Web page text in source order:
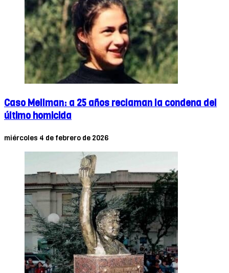
Caso Mellman: a 25 años reclaman la condena del
último homicida
miércoles 4 de febrero de 2026